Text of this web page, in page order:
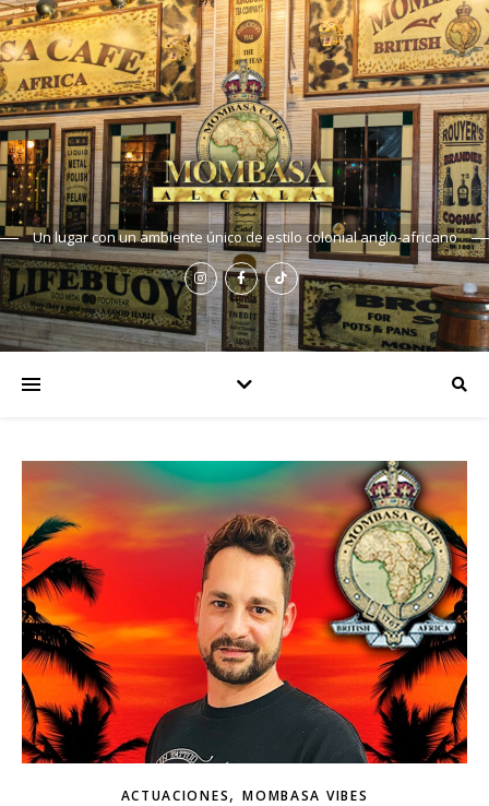
Un lugar con un ambiente único de estilo colonial anglo-africano
ACTUACIONES,MOMBASA VIBES